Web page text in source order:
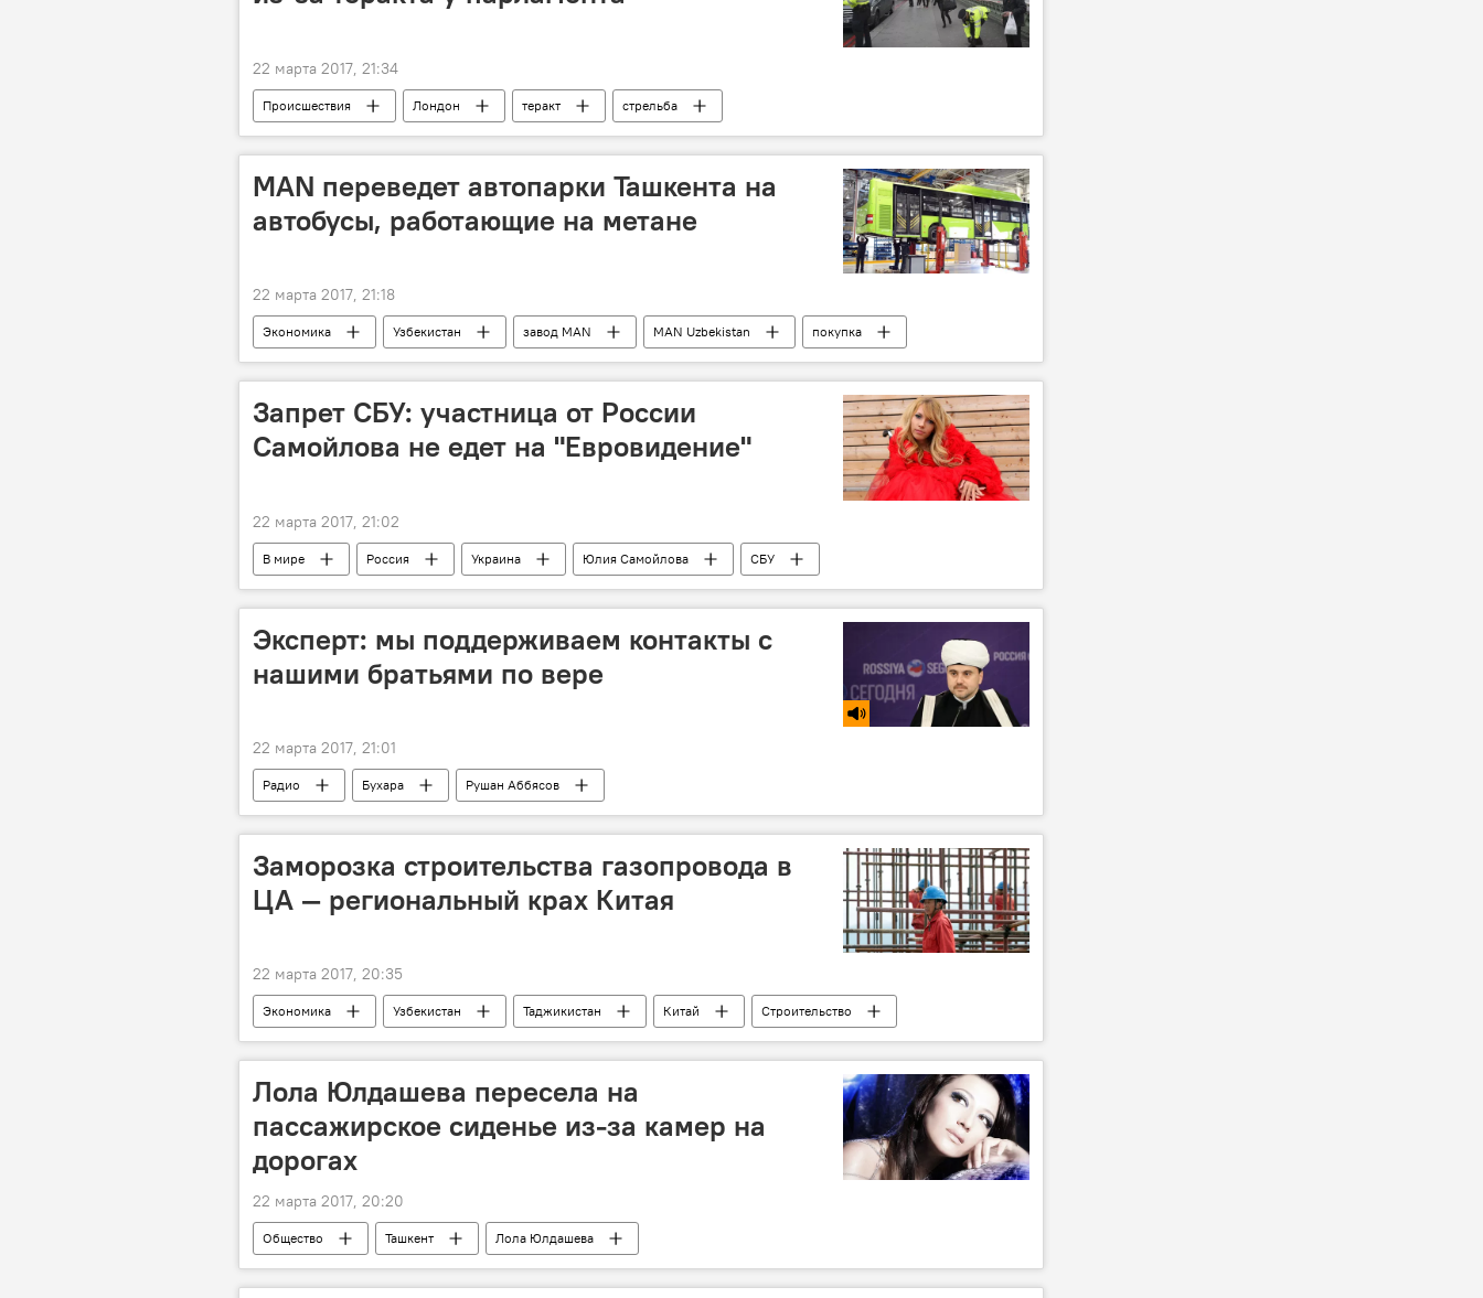
22 марта 2017, 21:34
Происшествия Лондон теракт стрельба
MAN переведет автопарки Ташкента на
автобусы, работающие на метане
22 марта 2017, 21:18
Экономика Узбекистан завод MAN MAN Uzbekistan
покупка
выпуск
Запрет СБУ: участница от России
Самойлова не едет на "Евровидение"
22 марта 2017, 21:02
В мире Россия Украина Юлия Самойлова
СБУ
Евровидение-2017
запрет въезд
Эксперт: мы поддерживаем контакты с
нашими братьями по вере
22 марта 2017, 21:01
Радио Бухара Рушан Аббясов
Заморозка строительства газопровода в
ЦА — региональный крах Китая
22 марта 2017, 20:35
Экономика Узбекистан Таджикистан Китай
Строительство
газопровод
Лола Юлдашева пересела на
пассажирское сиденье из-за камер на
дорогах
22 марта 2017, 20:20
Общество Ташкент Лола Юлдашева